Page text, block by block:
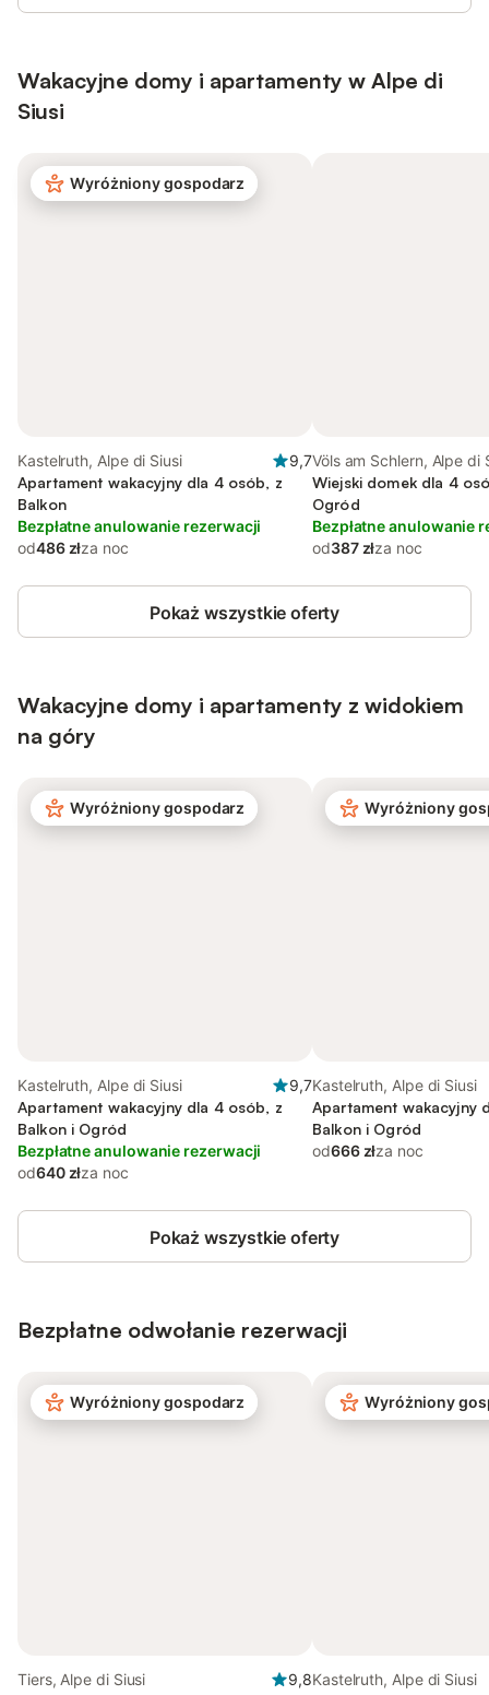
Wakacyjne domy i apartamenty w Alpe di
Siusi
Wyróżniony gospodarz
Kastelruth, Alpe di Siusi
9,7
Apartament wakacyjny dla 4 osób, z
Balkon
Bezpłatne anulowanie rezerwacji
od486 złza noc
Völs am Schlern, Alpe di
Wiejski domek dla 4
Ogród
Bezpłatne anulowanie
od387 złza noc
Pokaż wszystkie oferty
Wakacyjne domy i apartamenty z widokiem
na góry
Wyróżniony gospodarz
Kastelruth, Alpe di Siusi
9,7
Apartament wakacyjny dla 4 osób, z
Balkon i Ogród
Bezpłatne anulowanie rezerwacji
od640 złza noc
Wyróżniony
Kastelruth, Alpe di Siusi
Apartament wakacyjny
Balkon i Ogród
od666 złza noc
Pokaż wszystkie oferty
Bezpłatne odwołanie rezerwacji
Wyróżniony gospodarz
Tiers, Alpe di Siusi
9,8
Wyróżniony
Kastelruth, Alpe di Siusi